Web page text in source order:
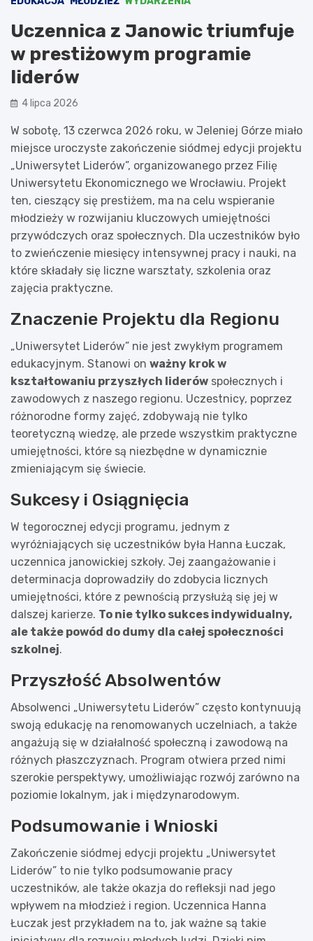
Uczennica z Janowic triumfuje
w prestiżowym programie
liderów
4 lipca 2026
W sobotę, 13 czerwca 2026 roku, w Jeleniej Górze miało
miejsce uroczyste zakończenie siódmej edycji projektu
„Uniwersytet Liderów”, organizowanego przez Filię
Uniwersytetu Ekonomicznego we Wrocławiu. Projekt
ten, cieszący się prestiżem, ma na celu wspieranie
młodzieży w rozwijaniu kluczowych umiejętności
przywódczych oraz społecznych. Dla uczestników było
to zwieńczenie miesięcy intensywnej pracy i nauki, na
które składały się liczne warsztaty, szkolenia oraz
zajęcia praktyczne.
Znaczenie Projektu dla Regionu
„Uniwersytet Liderów” nie jest zwykłym programem
edukacyjnym. Stanowi on ważny krok w
kształtowaniu przyszłych liderów społecznych i
zawodowych z naszego regionu. Uczestnicy, poprzez
różnorodne formy zajęć, zdobywają nie tylko
teoretyczną wiedzę, ale przede wszystkim praktyczne
umiejętności, które są niezbędne w dynamicznie
zmieniającym się świecie.
Sukcesy i Osiągnięcia
W tegorocznej edycji programu, jednym z
wyróżniających się uczestników była Hanna Łuczak,
uczennica janowickiej szkoły. Jej zaangażowanie i
determinacja doprowadziły do zdobycia licznych
umiejętności, które z pewnością przysłużą się jej w
dalszej karierze. To nie tylko sukces indywidualny,
ale także powód do dumy dla całej społeczności
szkolnej.
Przyszłość Absolwentów
Absolwenci „Uniwersytetu Liderów” często kontynuują
swoją edukację na renomowanych uczelniach, a także
angażują się w działalność społeczną i zawodową na
różnych płaszczyznach. Program otwiera przed nimi
szerokie perspektywy, umożliwiając rozwój zarówno na
poziomie lokalnym, jak i międzynarodowym.
Podsumowanie i Wnioski
Zakończenie siódmej edycji projektu „Uniwersytet
Liderów” to nie tylko podsumowanie pracy
uczestników, ale także okazja do refleksji nad jego
wpływem na młodzież i region. Uczennica Hanna
Łuczak jest przykładem na to, jak ważne są takie